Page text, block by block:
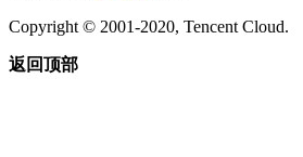
Copyright © 2001-2020, Tencent Cloud.
返回顶部